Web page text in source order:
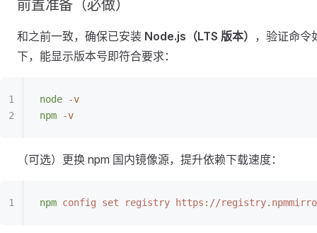
前置准备（必做）
和之前一致，确保已安装 Node.js（LTS 版本） ，验证命令
下，能显示版本号即符合要求：
node -v
npm -v
（可选）更换 npm 国内镜像源，提升依赖下载速度：
npm config set registry https://